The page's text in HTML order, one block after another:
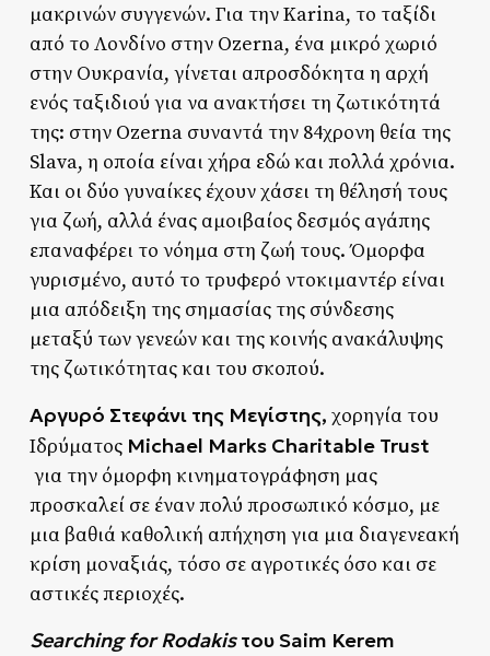
μακρινών συγγενών. Για την Karina, το ταξίδι
από το Λονδίνο στην Ozerna, ένα μικρό χωριό
στην Ουκρανία, γίνεται απροσδόκητα η αρχή
ενός ταξιδιού για να ανακτήσει τη ζωτικότητά
της: στην Ozerna συναντά την 84χρονη θεία της
Slava, η οποία είναι χήρα εδώ και πολλά χρόνια.
Και οι δύο γυναίκες έχουν χάσει τη θέλησή τους
για ζωή, αλλά ένας αμοιβαίος δεσμός αγάπης
επαναφέρει το νόημα στη ζωή τους. Όμορφα
γυρισμένο, αυτό το τρυφερό ντοκιμαντέρ είναι
μια απόδειξη της σημασίας της σύνδεσης
μεταξύ των γενεών και της κοινής ανακάλυψης
της ζωτικότητας και του σκοπού.
Αργυρό Στεφάνι της Μεγίστης, χορηγία τoυ
Ιδρύματος Michael Marks Charitable Trust
για την όμορφη κινηματογράφηση μας
προσκαλεί σε έναν πολύ προσωπικό κόσμο, με
μια βαθιά καθολική απήχηση για μια διαγενεακή
κρίση μοναξιάς, τόσο σε αγροτικές όσο και σε
αστικές περιοχές.
Searching for RodakisτουSaim Kerem